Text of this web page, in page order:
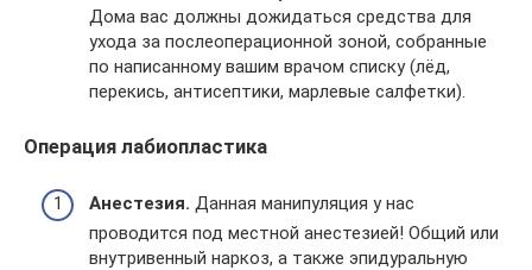
Дома вас должны дожидаться средства для
ухода за послеоперационной зоной, собранные
по написанному вашим врачом списку (лёд,
перекись, антисептики, марлевые салфетки).
Операция лабиопластика
Анестезия. Данная манипуляция у нас
проводится под местной анестезией! Общий или
внутривенный наркоз, а также эпидуральную